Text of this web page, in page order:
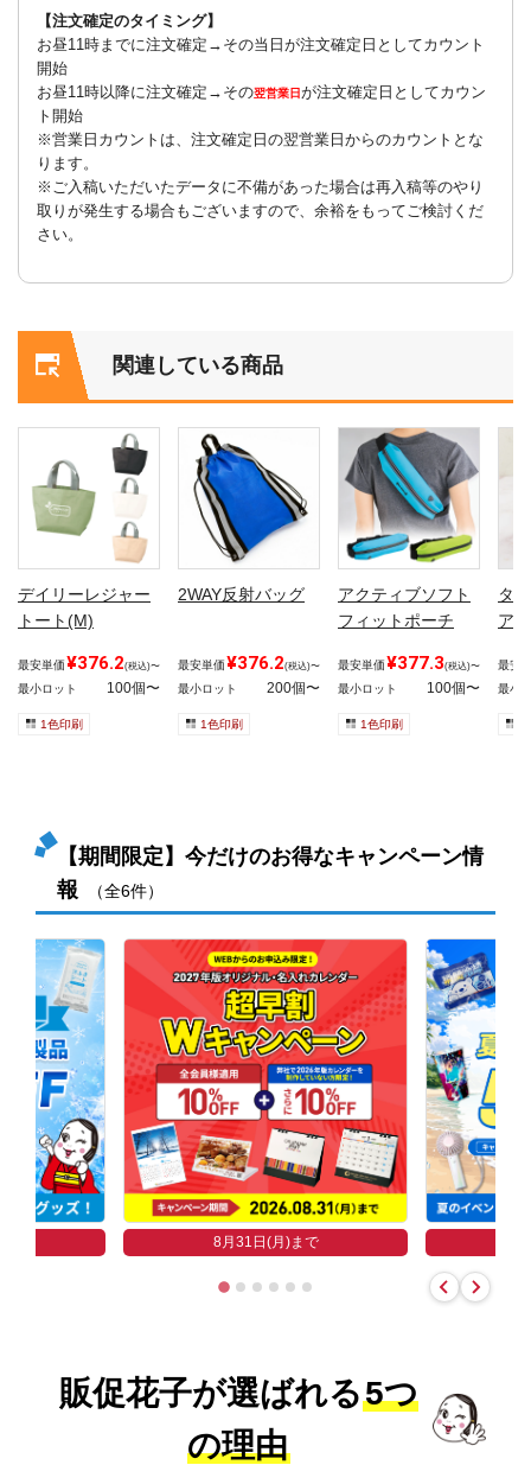
【注文確定のタイミング】
お昼11時までに注文確定→その当日が注文確定日としてカウント
開始
お昼11時以降に注文確定→その翌営業日が注文確定日としてカウン
ト開始
※営業日カウントは、注文確定日の翌営業日からのカウントとな
ります。
※ご入稿いただいたデータに不備があった場合は再入稿等のやり
取りが発生する場合もございますので、余裕をもってご検討くだ
さい。
関連している商品
デイリーレジャー
トート(M)
最安単価¥376.2(税込)〜
最小ロット 100個〜
1色印刷
2WAY反射バッグ
最安単価¥376.2(税込)〜
最小ロット 200個〜
1色印刷
アクティブソフト
フィットポーチ
最安単価¥377.3(税込)〜
最小ロット 100個〜
1色印刷
タ
ア
最安
最小
【期間限定】今だけのお得なキャンペーン情
報
（全6件）
8月31日(月)まで
販促花子が選ばれる5つ
の理由